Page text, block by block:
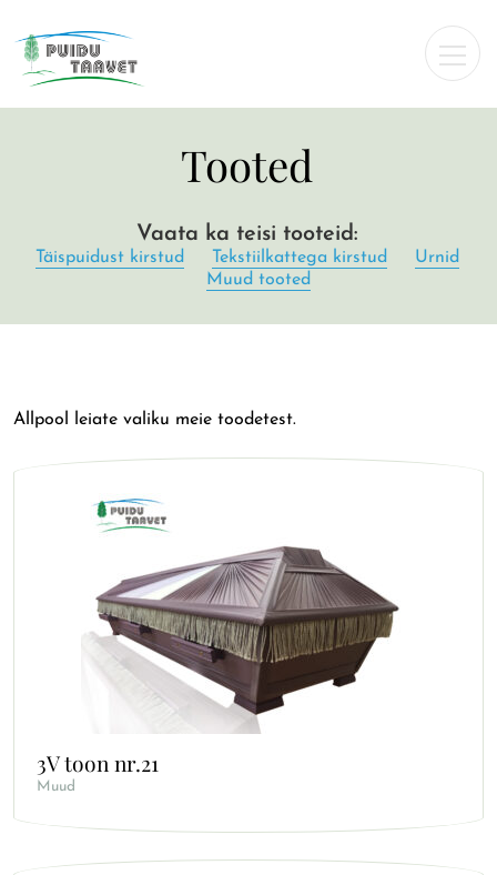
Tooted
Vaata ka teisi tooteid:
Täispuidust kirstud Tekstiilkattega kirstud
Urnid
Muud tooted
Allpool leiate valiku meie toodetest.
3V toon nr.21
Muud